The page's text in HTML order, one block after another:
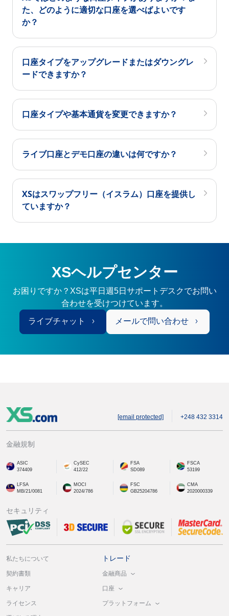
た、どのように適切な口座を選べばよいです
か？
口座タイプをアップグレードまたはダウングレ
ードできますか？
口座タイプや基本通貨を変更できますか？
ライブ口座とデモ口座の違いは何ですか？
XSはスワップフリー（イスラム）口座を提供し
ていますか？
XSヘルプセンター
お困りですか？XSは平日週5日サポートデスクでお問い
合わせを受けつけています。
ライブチャット メールで問い合わせ
[email protected] +248 432 3314
金融規制
ASIC
374409
CySEC
412/22
FSA
SD089
FSCA
53199
LFSA
MB/21/0081
MOCI
2024/786
FSC
GB25204786
CMA
2020000339
セキュリティ
私たちについて
契約書類
キャリア
ライセンス
トレード
金融商品
口座
プラットフォーム